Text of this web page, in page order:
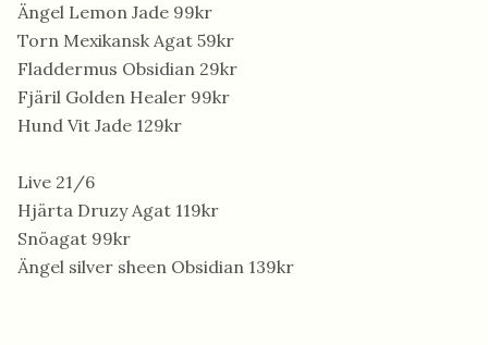
Ängel Lemon Jade 99kr
Torn Mexikansk Agat 59kr
Fladdermus Obsidian 29kr
Fjäril Golden Healer 99kr
Hund Vit Jade 129kr
Live 21/6
Hjärta Druzy Agat 119kr
Snöagat 99kr
Ängel silver sheen Obsidian 139kr